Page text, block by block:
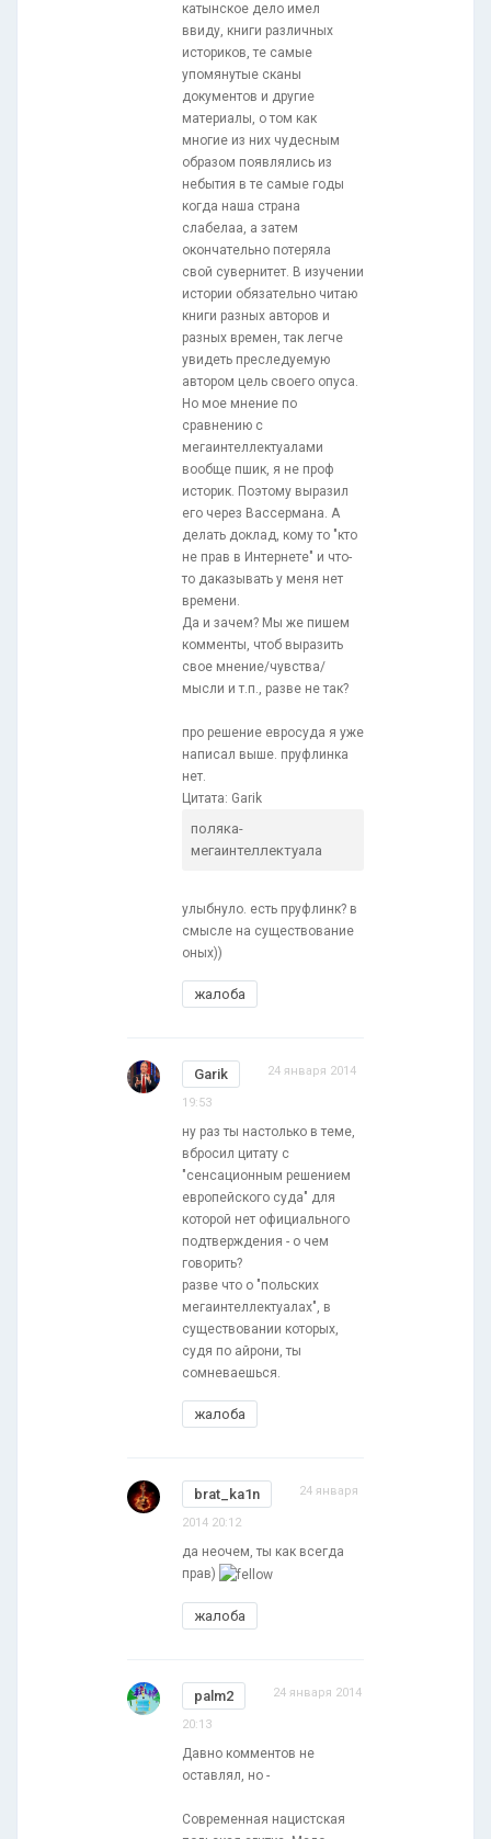
катынское дело имел
ввиду, книги различных
историков, те самые
упомянутые сканы
документов и другие
материалы, о том как
многие из них чудесным
образом появлялись из
небытия в те самые годы
когда наша страна
слабелаа, а затем
окончательно потеряла
свой сувернитет. В изучении
истории обязательно читаю
книги разных авторов и
разных времен, так легче
увидеть преследуемую
автором цель своего опуса.
Но мое мнение по
сравнению с
мегаинтеллектуалами
вообще пшик, я не проф
историк. Поэтому выразил
его через Вассермана. А
делать доклад, кому то "кто
не прав в Интернете" и что-
то даказывать у меня нет
времени.
Да и зачем? Мы же пишем
комменты, чтоб выразить
свое мнение/чувства/
мысли и т.п., разве не так?
про решение евросуда я уже
написал выше. пруфлинка
нет.
Цитата: Garik
поляка-
мегаинтеллектуала
улыбнуло. есть пруфлинк? в
смысле на существование
оных))
жалоба
Garik 24 января 2014
19:53
ну раз ты настолько в теме,
вбросил цитату с
"сенсационным решением
европейского суда" для
которой нет официального
подтверждения - о чем
говорить?
разве что о "польских
мегаинтеллектуалах", в
существовании которых,
судя по айрони, ты
сомневаешься.
жалоба
brat_ka1n 24 января
2014 20:12
да неочем, ты как всегда
прав)
жалоба
palm2 24 января 2014
20:13
Давно комментов не
оставлял, но -
Современная нацистская